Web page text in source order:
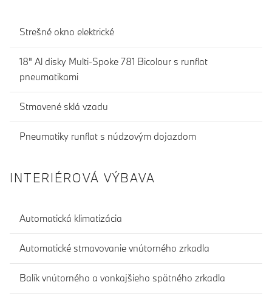
Strešné okno elektrické
18" Al disky Multi-Spoke 781 Bicolour s runflat
pneumatikami
Stmavené sklá vzadu
Pneumatiky runflat s núdzovým dojazdom
INTERIÉROVÁ VÝBAVA
Automatická klimatizácia
Automatické stmavovanie vnútorného zrkadla
Balík vnútorného a vonkajšieho spätného zrkadla